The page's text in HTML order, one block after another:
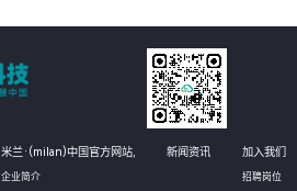
米兰·(milan)中国官方网站,
企业简介
新闻资讯 加入我们
招聘岗位